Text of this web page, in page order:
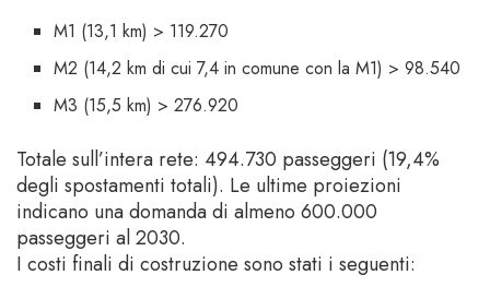
M1 (13,1 km) > 119.270
M2 (14,2 km di cui 7,4 in comune con la M1) > 98.540
M3 (15,5 km) > 276.920
Totale sull’intera rete: 494.730 passeggeri (19,4%
degli spostamenti totali). Le ultime proiezioni
indicano una domanda di almeno 600.000
passeggeri al 2030.
I costi finali di costruzione sono stati i seguenti: